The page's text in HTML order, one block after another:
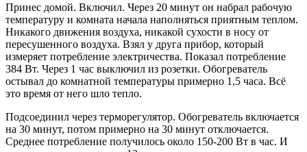
Принес домой. Включил. Через 20 минут он набрал рабочую
температуру и комната начала наполняться приятным теплом.
Никакого движения воздуха, никакой сухости в носу от
пересушенного воздуха. Взял у друга прибор, который
измеряет потребление электричества. Показал потребление
384 Вт. Через 1 час выключил из розетки. Обогреватель
остывал до комнатной температуры примерно 1,5 часа. Всё
это время от него шло тепло.
Подсоединил через терморегулятор. Обогреватель включается
на 30 минут, потом примерно на 30 минут отключается.
Среднее потребление получилось около 150-200 Вт в час. И